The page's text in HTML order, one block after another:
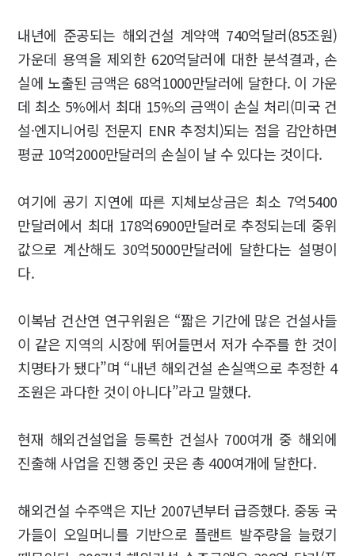
내년에 준공되는 해외건설 계약액 740억달러(85조원)
가운데 용역을 제외한 620억달러에 대한 분석결과, 손
실에 노출된 금액은 68억1000만달러에 달한다. 이 가운
데 최소 5%에서 최대 15%의 금액이 손실 처리(미국 건
설·엔지니어링 전문지 ENR 추정치)되는 점을 감안하면
평균 10억2000만달러의 손실이 날 수 있다는 것이다.
여기에 공기 지연에 따른 지체보상금은 최소 7억5400
만달러에서 최대 178억6900만달러로 추정되는데 중위
값으로 계산해도 30억5000만달러에 달한다는 설명이
다.
이복남 건산연 연구위원은 “짧은 기간에 많은 건설사들
이 같은 지역의 시장에 뛰어들면서 저가 수주를 한 것이
치명타가 됐다”며 “내년 해외건설 손실액으로 추정한 4
조원은 과다한 것이 아니다”라고 말했다.
현재 해외건설업을 등록한 건설사 700여개 중 해외에
진출해 사업을 진행 중인 곳은 총 400여개에 달한다.
해외건설 수주액은 지난 2007년부터 급증했다. 중동 국
가들이 오일머니를 기반으로 플랜트 발주량을 늘렸기